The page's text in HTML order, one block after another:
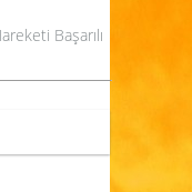
Başarılı